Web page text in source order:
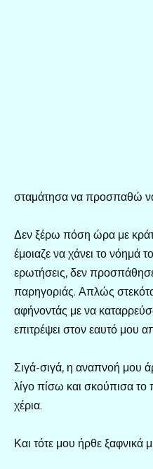
σταμάτησα να προσπαθώ
Δεν ξέρω πόση ώρα με
έμοιαζε να χάνει το νόημά
ερωτήσεις, δεν
παρηγοριάς. Απλώς
αφήνοντάς με να
επιτρέψει στον εαυτό μου
Σιγά-σιγά, η αναπνοή μου
λίγο πίσω και σκούπισα
χέρια.
Και τότε μου ήρθε ξαφνικά